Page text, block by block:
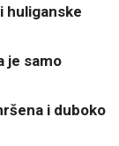
huliganske
je samo
i duboko